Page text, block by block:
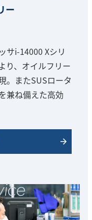
ー
サi-14000 Xシリ
り、オイルフリー
。またSUSロータ
兼ね備えた高効